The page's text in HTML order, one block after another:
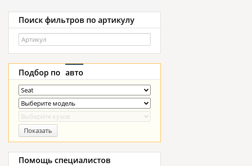
Поиск фильтров по артикулу
Подбор по авто
Показать
Помощь специалистов